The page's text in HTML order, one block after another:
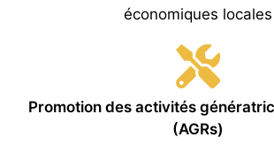
économiques locales
Promotion des activités
(AGRs)